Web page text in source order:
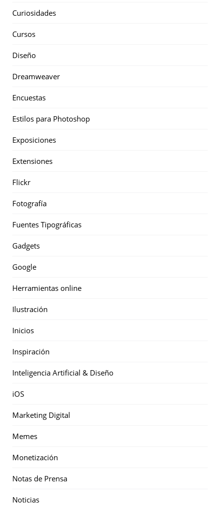
Curiosidades
Cursos
Diseño
Dreamweaver
Encuestas
Estilos para Photoshop
Exposiciones
Extensiones
Flickr
Fotografía
Fuentes Tipográficas
Gadgets
Google
Herramientas online
Ilustración
Inicios
Inspiración
Inteligencia Artificial & Diseño
iOS
Marketing Digital
Memes
Monetización
Notas de Prensa
Noticias